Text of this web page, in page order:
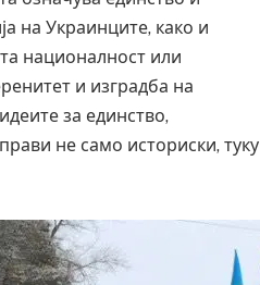
на Украинците, како и
националност или
и изградба на
за единство,
не само историски, туку